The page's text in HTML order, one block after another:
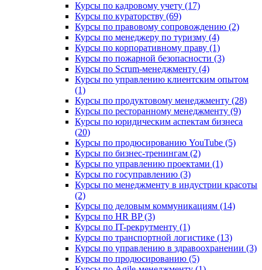
Курсы по кадровому учету (17)
Курсы по кураторству (69)
Курсы по правовому сопровождению (2)
Курсы по менеджеру по туризму (4)
Курсы по корпоративному праву (1)
Курсы по пожарной безопасности (3)
Курсы по Scrum-менеджменту (4)
Курсы по управлению клиентским опытом
(1)
Курсы по продуктовому менеджменту (28)
Курсы по ресторанному менеджменту (9)
Курсы по юридическим аспектам бизнеса
(20)
Курсы по продюсированию YouTube (5)
Курсы по бизнес-тренингам (2)
Курсы по управлению проектами (1)
Курсы по госуправлению (3)
Курсы по менеджменту в индустрии красоты
(2)
Курсы по деловым коммуникациям (14)
Курсы по HR BP (3)
Курсы по IT-рекрутменту (1)
Курсы по транспортной логистике (13)
Курсы по управлению в здравоохранении (3)
Курсы по продюсированию (5)